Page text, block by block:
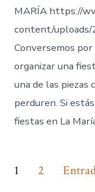
MARÍA https://
content/uploads/
Conversemos
organizar una
una de las piezas
perduren. Si
fiestas en La
1 2